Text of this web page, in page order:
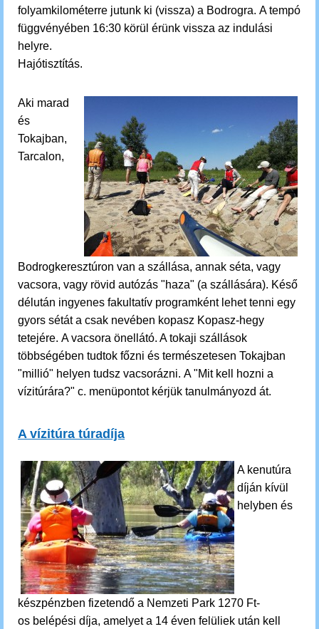
folyamkilométerre jutunk ki (vissza) a Bodrogra. A tempó
függvényében 16:30 körül érünk vissza az indulási
helyre.
Hajótisztítás.
Aki marad
és
Tokajban,
Tarcalon,
Bodrogkeresztúron van a szállása, annak séta, vagy
vacsora, vagy rövid autózás "haza" (a szállására). Késő
délután ingyenes fakultatív programként lehet tenni egy
gyors sétát a csak nevében kopasz Kopasz-hegy
tetejére. A vacsora önellátó. A tokaji szállások
többségében tudtok főzni és természetesen Tokajban
"millió" helyen tudsz vacsorázni. A "Mit kell hozni a
vízitúrára?" c. menüpontot kérjük tanulmányozd át.
A vízitúra túradíja
A kenutúra
díján kívül
helyben és
készpénzben fizetendő a Nemzeti Park 1270 Ft-
os belépési díja, amelyet a 14 éven felüliek után kell